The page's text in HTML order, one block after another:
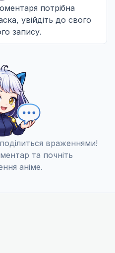
сина»
сім'єю
потрібна
увійдіть до свого
запису.
враженнями!
та почніть
аніме.